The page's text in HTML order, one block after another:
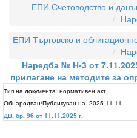
ЕПИ Счетоводство и
ЕПИ Търговско и
Наредба № Н-3 от
прилагане на методите за
Тип на документа: нормативен акт
Обнародван/Публикуван на: 2025-11-11
ДВ, бр. 96 от 11.11.2025 г.